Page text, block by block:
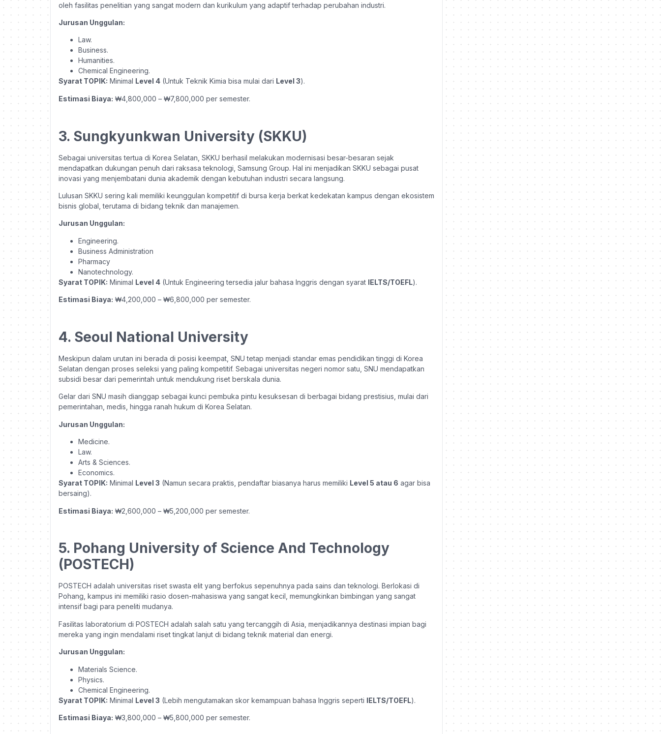
oleh fasilitas penelitian yang sangat modern dan kurikulum yang adaptif terhadap perubahan industri.
Jurusan Unggulan:
Law.
Business.
Humanities.
Chemical Engineering.
Syarat TOPIK: Minimal Level 4 (Untuk Teknik Kimia bisa mulai dari Level 3).
Estimasi Biaya: ₩4,800,000 – ₩7,800,000 per semester.
3. Sungkyunkwan University (SKKU)
Sebagai universitas tertua di Korea Selatan, SKKU berhasil melakukan modernisasi besar-besaran sejak
mendapatkan dukungan penuh dari raksasa teknologi, Samsung Group. Hal ini menjadikan SKKU sebagai pusat
inovasi yang menjembatani dunia akademik dengan kebutuhan industri secara langsung.
Lulusan SKKU sering kali memiliki keunggulan kompetitif di bursa kerja berkat kedekatan kampus dengan ekosistem
bisnis global, terutama di bidang teknik dan manajemen.
Jurusan Unggulan:
Engineering.
Business Administration
Pharmacy
Nanotechnology.
Syarat TOPIK: Minimal Level 4 (Untuk Engineering tersedia jalur bahasa Inggris dengan syarat IELTS/TOEFL).
Estimasi Biaya: ₩4,200,000 – ₩6,800,000 per semester.
4. Seoul National University
Meskipun dalam urutan ini berada di posisi keempat, SNU tetap menjadi standar emas pendidikan tinggi di Korea
Selatan dengan proses seleksi yang paling kompetitif. Sebagai universitas negeri nomor satu, SNU mendapatkan
subsidi besar dari pemerintah untuk mendukung riset berskala dunia.
Gelar dari SNU masih dianggap sebagai kunci pembuka pintu kesuksesan di berbagai bidang prestisius, mulai dari
pemerintahan, medis, hingga ranah hukum di Korea Selatan.
Jurusan Unggulan:
Medicine.
Law.
Arts & Sciences.
Economics.
Syarat TOPIK: Minimal Level 3 (Namun secara praktis, pendaftar biasanya harus memiliki Level 5 atau 6 agar bisa
bersaing).
Estimasi Biaya: ₩2,600,000 – ₩5,200,000 per semester.
5. Pohang University of Science And Technology
(POSTECH)
POSTECH adalah universitas riset swasta elit yang berfokus sepenuhnya pada sains dan teknologi. Berlokasi di
Pohang, kampus ini memiliki rasio dosen-mahasiswa yang sangat kecil, memungkinkan bimbingan yang sangat
intensif bagi para peneliti mudanya.
Fasilitas laboratorium di POSTECH adalah salah satu yang tercanggih di Asia, menjadikannya destinasi impian bagi
mereka yang ingin mendalami riset tingkat lanjut di bidang teknik material dan energi.
Jurusan Unggulan:
Materials Science.
Physics.
Chemical Engineering.
Syarat TOPIK: Minimal Level 3 (Lebih mengutamakan skor kemampuan bahasa Inggris seperti IELTS/TOEFL).
Estimasi Biaya: ₩3,800,000 – ₩5,800,000 per semester.